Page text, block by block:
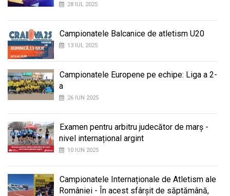
28 IUL 2025
Campionatele Balcanice de atletism U20
13 IUL 2025
Campionatele Europene pe echipe: Liga a 2-
a
26 IUN 2025
Examen pentru arbitru judecător de marș -
nivel internațional argint
10 IUN 2025
Campionatele Internaționale de Atletism ale
României - În acest sfârșit de săptămână,